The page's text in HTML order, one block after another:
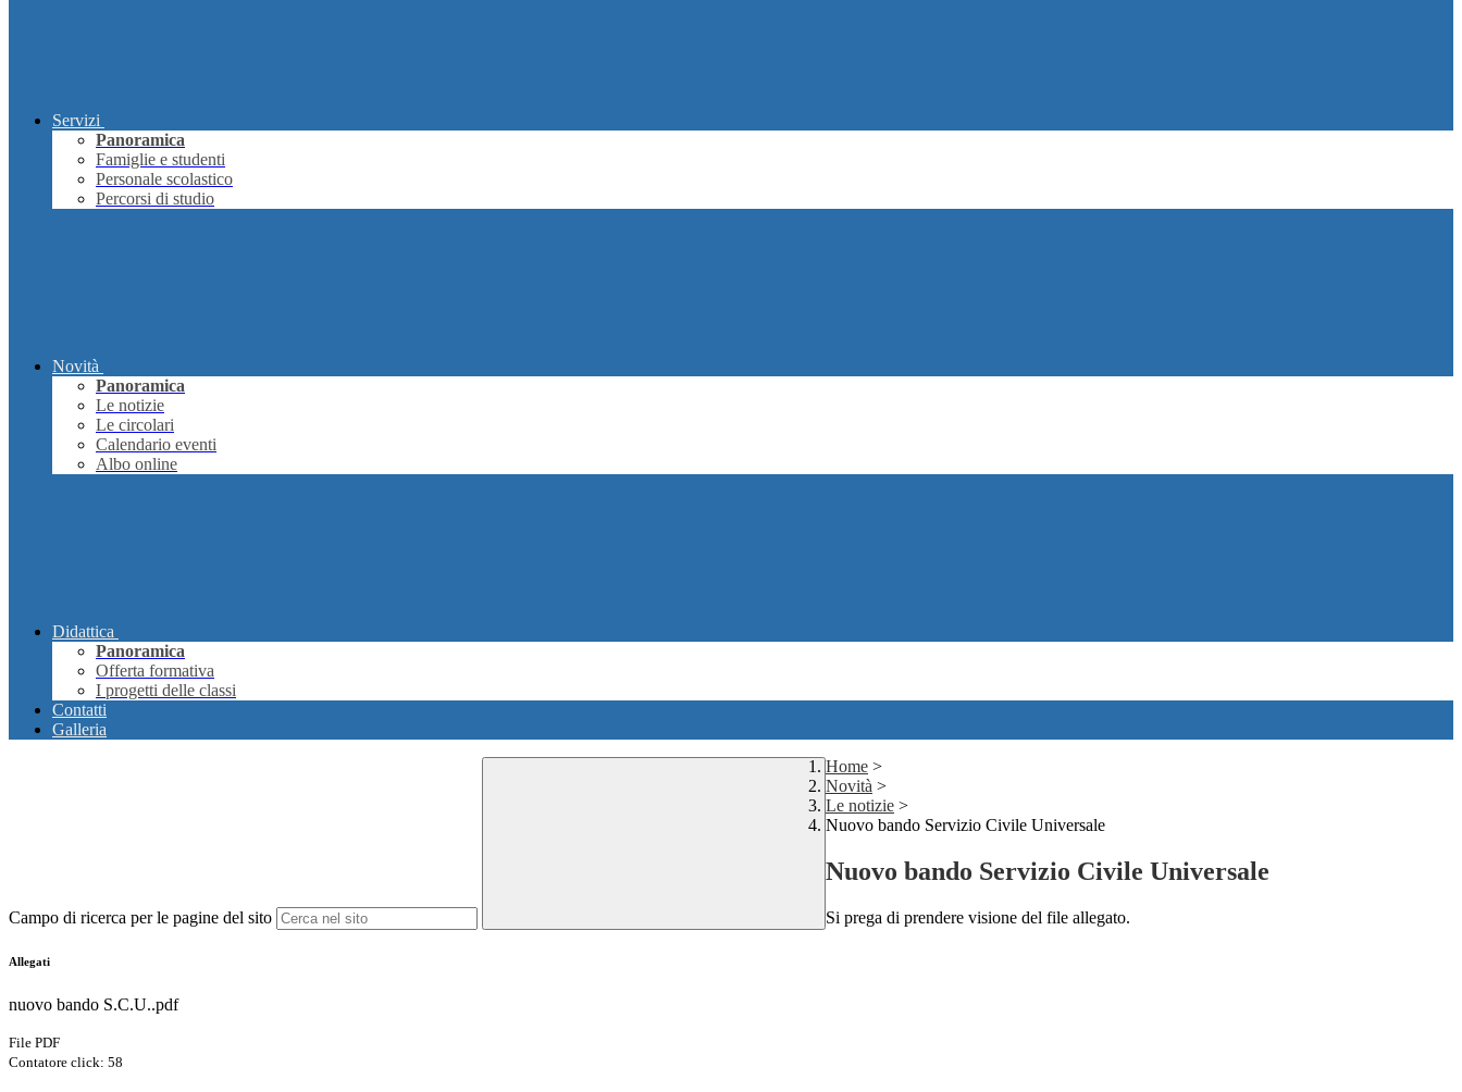
Servizi
Panoramica
Famiglie e studenti
Personale scolastico
Percorsi di studio
Novità
Panoramica
Le notizie
Le circolari
Calendario eventi
Albo online
Didattica
Panoramica
Offerta formativa
I progetti delle classi
Contatti
Galleria
Campo di ricerca per le pagine del sito
Home >
Novità >
Le notizie >
Nuovo bando Servizio Civile Universale
Nuovo bando Servizio Civile Universale
Si prega di prendere visione del file allegato.
Allegati
nuovo bando S.C.U..pdf
File PDF
Contatore click: 58